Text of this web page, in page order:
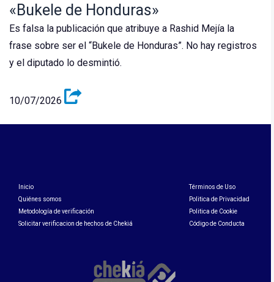
«Bukele de Honduras»
Es falsa la publicación que atribuye a Rashid Mejía la
frase sobre ser el “Bukele de Honduras”. No hay registros
y el diputado lo desmintió.
10/07/2026
Inicio
Quiénes somos
Metodología de verificación
Solicitar verificacion de hechos de Chekiá
Términos de Uso
Politica de Privacidad
Politica de Cookie
Código de Conducta